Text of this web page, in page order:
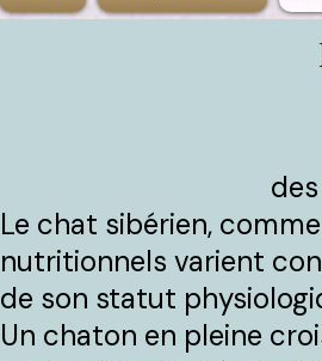
Le chat sibérien,
nutritionnels varient
de son statut
Un chaton en pleine